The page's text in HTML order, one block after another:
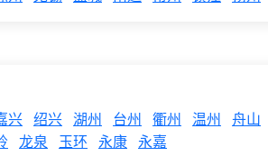
兴 绍兴 湖州 台州 衢州 温州 舟山
龙泉 玉环 永康 永嘉